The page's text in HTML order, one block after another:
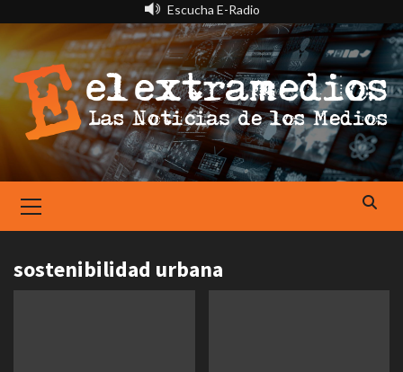
contenido
Escucha E-Radio
Menu
sostenibilidad urbana